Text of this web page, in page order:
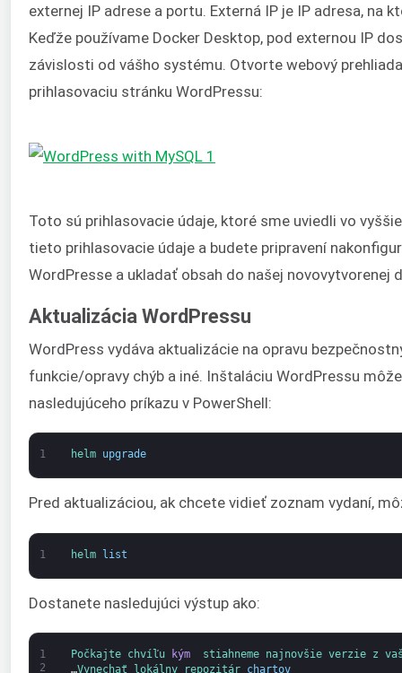
externej IP adrese a portu. Externá IP je IP adresa, na
Keďže používame Docker Desktop, pod externou IP
závislosti od vášho systému. Otvorte webový
prihlasovaciu stránku WordPressu:
Toto sú prihlasovacie údaje, ktoré sme uviedli vo
tieto prihlasovacie údaje a budete pripravení
WordPresse a ukladať obsah do našej novovytvorenej
Aktualizácia WordPressu
WordPress vydáva aktualizácie na opravu
funkcie/opravy chýb a iné. Inštaláciu WordPressu
nasledujúceho príkazu v PowerShell:
1 helm upgrade
Pred aktualizáciou, ak chcete vidieť zoznam vydaní,
1 helm list
Dostanete nasledujúci výstup ako:
1
2
Počkajte chvíľu kým stiahneme najnovšie verzie z
…Vynechať lokálny repozitár chartov